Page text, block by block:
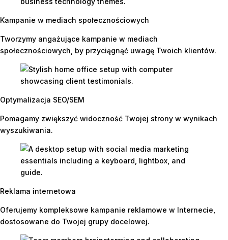
Kampanie w mediach społecznościowych
Tworzymy angażujące kampanie w mediach
społecznościowych, by przyciągnąć uwagę Twoich klientów.
Optymalizacja SEO/SEM
Pomagamy zwiększyć widoczność Twojej strony w wynikach
wyszukiwania.
Reklama internetowa
Oferujemy kompleksowe kampanie reklamowe w Internecie,
dostosowane do Twojej grupy docelowej.